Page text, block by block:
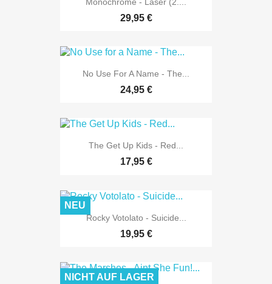
29,95 €
No Use For A Name - The...
24,95 €
The Get Up Kids - Red...
17,95 €
Rocky Votolato - Suicide...
19,95 €
NEU
NICHT AUF LAGER